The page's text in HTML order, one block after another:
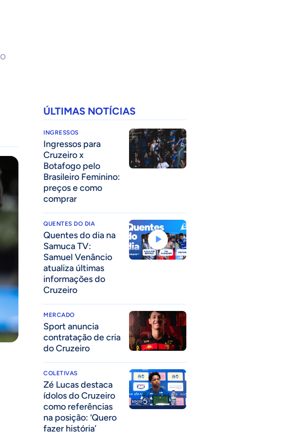
ÚLTIMAS NOTÍCIAS
INGRESSOS
Ingressos para
Cruzeiro x
Botafogo pelo
Brasileiro Feminino:
preços e como
comprar
QUENTES DO DIA
Quentes do dia na
Samuca TV:
Samuel Venâncio
atualiza últimas
informações do
Cruzeiro
MERCADO
Sport anuncia
contratação de cria
do Cruzeiro
COLETIVAS
Zé Lucas destaca
ídolos do Cruzeiro
como referências
na posição: ‘Quero
fazer história’